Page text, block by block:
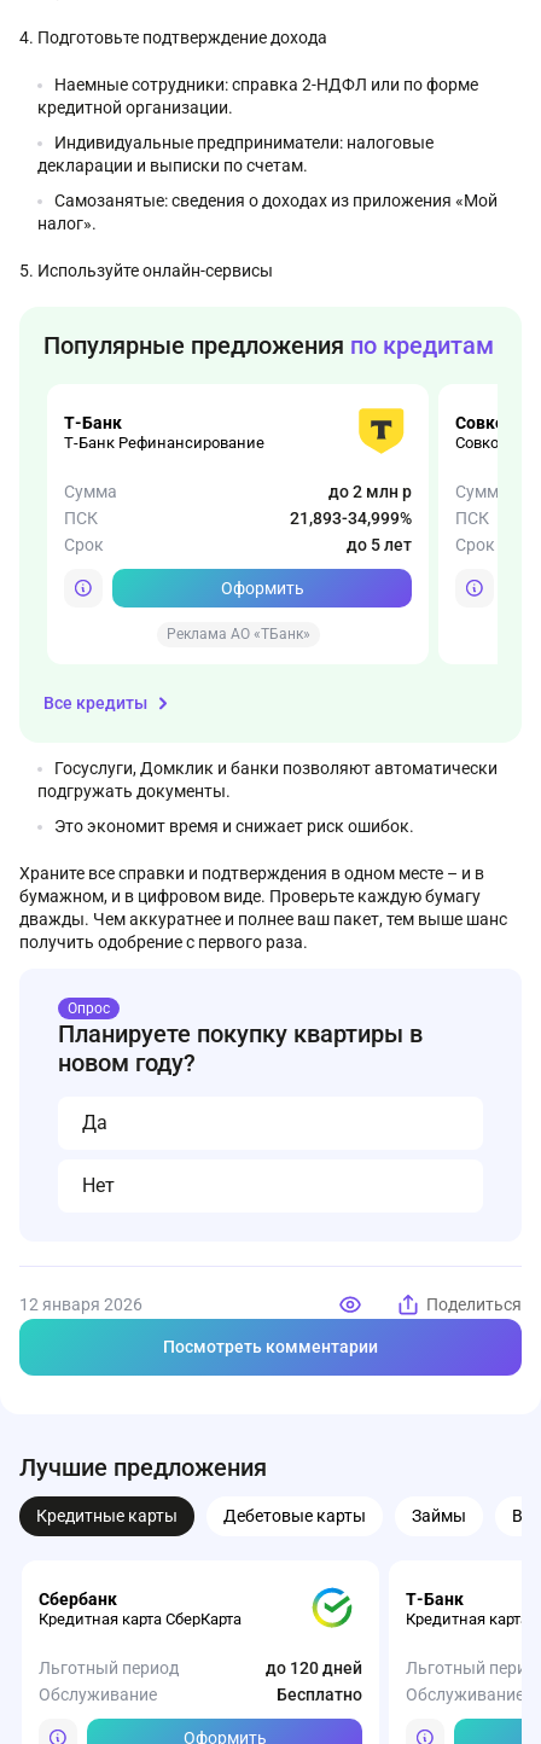
Подготовьте подтверждение дохода
Наемные сотрудники: справка 2-НДФЛ или по форме
кредитной организации.
Индивидуальные предприниматели: налоговые
декларации и выписки по счетам.
Самозанятые: сведения о доходах из приложения «Мой
налог».
Используйте онлайн-сервисы
Популярные предложения по кредитам
Т-Банк
Т-Банк Рефинансирование
Сумма
до 2 млн р
ПСК
21,893-34,999%
Срок
до 5 лет
Оформить
Реклама АО «ТБанк»
Сумма
ПСК
Срок
Все кредиты
Госуслуги, Домклик и банки позволяют автоматически
подгружать документы.
Это экономит время и снижает риск ошибок.
Храните все справки и подтверждения в одном месте – и в
бумажном, и в цифровом виде. Проверьте каждую бумагу
дважды. Чем аккуратнее и полнее ваш пакет, тем выше шанс
получить одобрение с первого раза.
Планируете покупку квартиры в
новом году?
Опрос
Да
Нет
12 января 2026 Поделиться
Посмотреть комментарии
Лучшие предложения
Кредитные карты Дебетовые карты Займы
Сбербанк
Кредитная карта СберКарта
Льготный период
до 120 дней
Обслуживание
Бесплатно
Оформить
Т-Банк
Кредитная карта
Льготный
Обслуживание